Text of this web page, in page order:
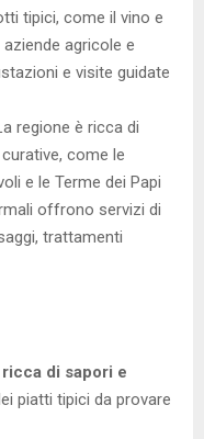
tipici, come il vino e
aziende agricole e
e visite guidate
regione è ricca di
come le
e le Terme dei Papi
offrono servizi di
trattamenti
di sapori e
piatti tipici da provare